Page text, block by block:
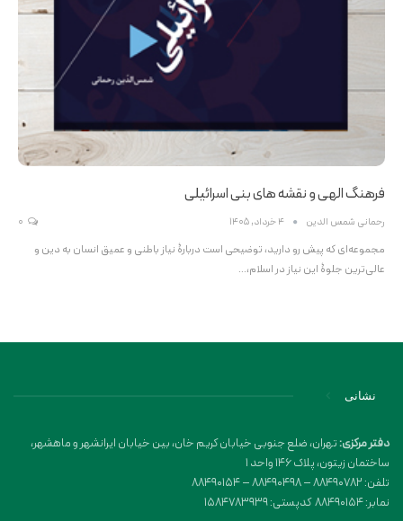
فرهنگ الهی و نقشه های بنی اسرائیلی
رحمانی شمس الدین 4 خرداد, 1405
مجموعه‌ای که پیش رو دارید،‌ توضیحی است دربارۀ‌ نیاز باطنی و عمیق انسان به دین و
عالی‌ترین جلوۀ این نیاز در اسلام،‌…
نشانی
دفتر مرکزی:تهران، ضلع جنوبی خیابان کریم خان، بین خیابان ایرانشهر و ماهشهر،
ساختمان زیتون، پلاک 146 واحد 1
تلفن: 88490782 – 88490498 – 88490154
نمابر: 88490154 کدپستی: 1584783939